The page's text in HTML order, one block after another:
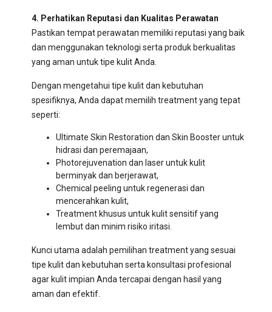
4. Perhatikan Reputasi dan Kualitas Perawatan
Pastikan tempat perawatan memiliki reputasi yang baik
dan menggunakan teknologi serta produk berkualitas
yang aman untuk tipe kulit Anda.
Dengan mengetahui tipe kulit dan kebutuhan
spesifiknya, Anda dapat memilih treatment yang tepat
seperti:
Ultimate Skin Restoration dan Skin Booster untuk
hidrasi dan peremajaan,
Photorejuvenation dan laser untuk kulit
berminyak dan berjerawat,
Chemical peeling untuk regenerasi dan
mencerahkan kulit,
Treatment khusus untuk kulit sensitif yang
lembut dan minim risiko iritasi.
Kunci utama adalah pemilihan treatment yang sesuai
tipe kulit dan kebutuhan serta konsultasi profesional
agar kulit impian Anda tercapai dengan hasil yang
aman dan efektif.